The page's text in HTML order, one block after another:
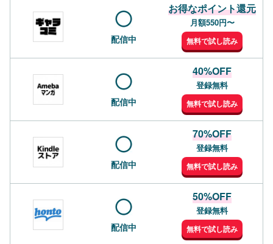
配信中
お得なポイント還元
月額550円〜
無料で試し読み
配信中
40%OFF
登録無料
無料で試し読み
配信中
70%OFF
登録無料
無料で試し読み
配信中
50%OFF
登録無料
無料で試し読み